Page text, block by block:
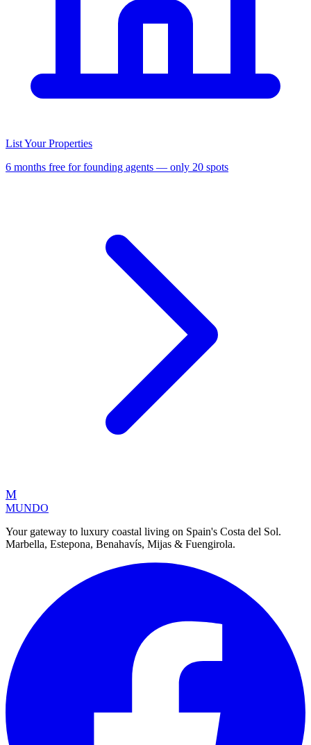
List Your Properties
6 months free for founding agents — only 20 spots
M
MUNDO
Your gateway to luxury coastal living on Spain's Costa del Sol.
Marbella, Estepona, Benahavís, Mijas & Fuengirola.